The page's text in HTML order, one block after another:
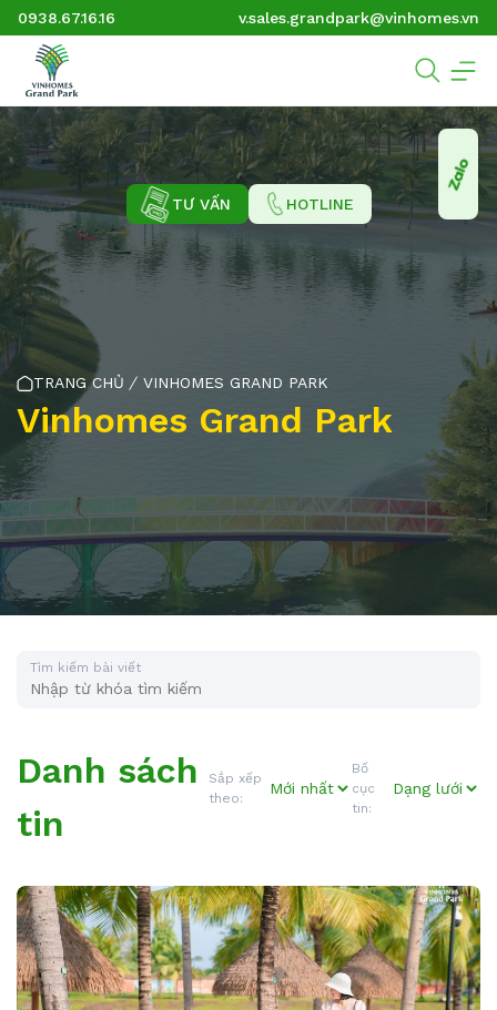
0938.67.16.16 v.sales.grandpark@vinhomes.vn
TRANG CHỦ VINHOMES GRAND PARK
Vinhomes Grand Park
Tìm kiếm bài viết
Danh sách
tin
Sắp xếp
theo:
Bố
cục
tin:
TƯ VẤN HOTLINE